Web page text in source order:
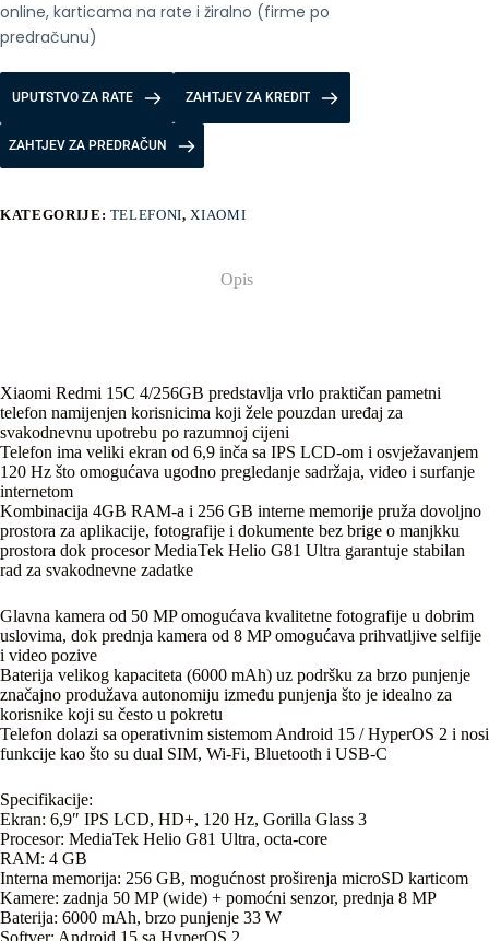
online, karticama na rate i žiralno (firme po
predračunu)
UPUTSTVO ZA RATE ZAHTJEV ZA KREDIT
ZAHTJEV ZA PREDRAČUN
KATEGORIJE: TELEFONI,XIAOMI
Opis
Xiaomi Redmi 15C 4/256GB predstavlja vrlo praktičan pametni
telefon namijenjen korisnicima koji žele pouzdan uređaj za
svakodnevnu upotrebu po razumnoj cijeni
Telefon ima veliki ekran od 6,9 inča sa IPS LCD-om i osvježavanjem
120 Hz što omogućava ugodno pregledanje sadržaja, video i surfanje
internetom
Kombinacija 4GB RAM-a i 256 GB interne memorije pruža dovoljno
prostora za aplikacije, fotografije i dokumente bez brige o manjkku
prostora dok procesor MediaTek Helio G81 Ultra garantuje stabilan
rad za svakodnevne zadatke
Glavna kamera od 50 MP omogućava kvalitetne fotografije u dobrim
uslovima, dok prednja kamera od 8 MP omogućava prihvatljive selfije
i video pozive
Baterija velikog kapaciteta (6000 mAh) uz podršku za brzo punjenje
značajno produžava autonomiju između punjenja što je idealno za
korisnike koji su često u pokretu
Telefon dolazi sa operativnim sistemom Android 15 / HyperOS 2 i nosi
funkcije kao što su dual SIM, Wi-Fi, Bluetooth i USB-C
Specifikacije:
Ekran: 6,9″ IPS LCD, HD+, 120 Hz, Gorilla Glass 3
Procesor: MediaTek Helio G81 Ultra, octa-core
RAM: 4 GB
Interna memorija: 256 GB, mogućnost proširenja microSD karticom
Kamere: zadnja 50 MP (wide) + pomoćni senzor, prednja 8 MP
Baterija: 6000 mAh, brzo punjenje 33 W
Softver: Android 15 sa HyperOS 2